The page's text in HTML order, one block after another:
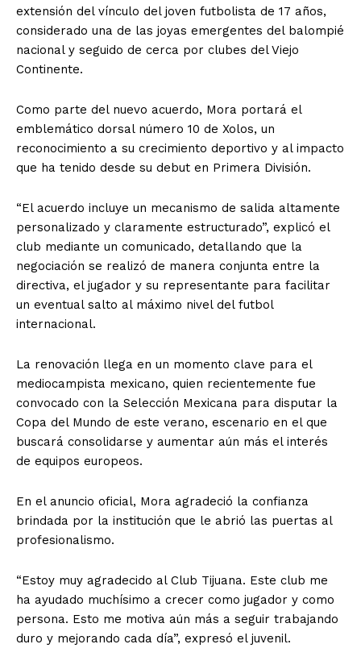
extensión del vínculo del joven futbolista de 17 años,
considerado una de las joyas emergentes del balompié
nacional y seguido de cerca por clubes del Viejo
Continente.
Como parte del nuevo acuerdo, Mora portará el
emblemático dorsal número 10 de Xolos, un
reconocimiento a su crecimiento deportivo y al impacto
que ha tenido desde su debut en Primera División.
“El acuerdo incluye un mecanismo de salida altamente
personalizado y claramente estructurado”, explicó el
club mediante un comunicado, detallando que la
negociación se realizó de manera conjunta entre la
directiva, el jugador y su representante para facilitar
un eventual salto al máximo nivel del futbol
internacional.
La renovación llega en un momento clave para el
mediocampista mexicano, quien recientemente fue
convocado con la Selección Mexicana para disputar la
Copa del Mundo de este verano, escenario en el que
buscará consolidarse y aumentar aún más el interés
de equipos europeos.
En el anuncio oficial, Mora agradeció la confianza
brindada por la institución que le abrió las puertas al
profesionalismo.
“Estoy muy agradecido al Club Tijuana. Este club me
ha ayudado muchísimo a crecer como jugador y como
persona. Esto me motiva aún más a seguir trabajando
duro y mejorando cada día”, expresó el juvenil.